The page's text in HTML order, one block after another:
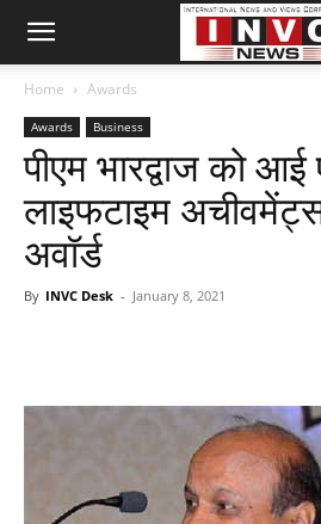
Home Awards
Awards Business
पीएम भारद्वाज को आई
लाइफटाइम
अवॉर्ड
By INVC Desk - January 8, 2021